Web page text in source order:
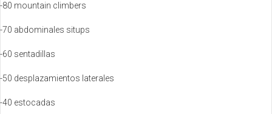
-80 mountain climbers
-70 abdominales situps
-60 sentadillas
-50 desplazamientos laterales
-40 estocadas